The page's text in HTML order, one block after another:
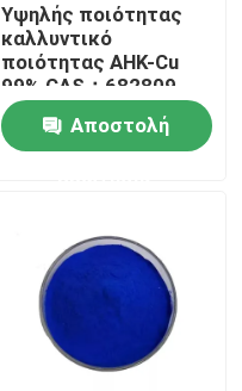
Υψηλής ποιότητας
καλλυντικό
ποιότητας AHK-Cu
99% CAS：682809-
81-0 Τριπεπτίδιο
χαλκού-3 πεπτίδιο
ανάπτυξης μαλλιών
Αποστολή